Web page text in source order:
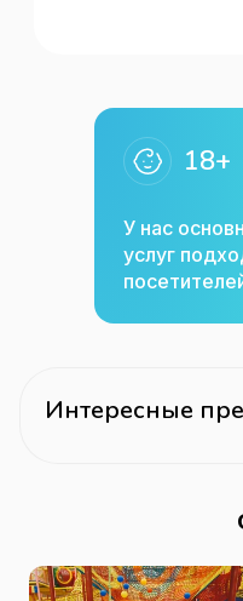
18+
У нас
услуг
Интересные